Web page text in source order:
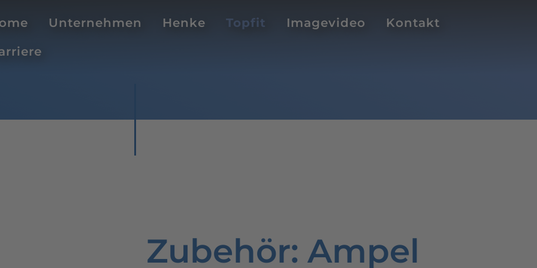
Unternehmen Henke Topfit Imagevideo
Kontakt
Zubehör: Ampel